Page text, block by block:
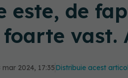
este, de
2024, 17:35Distribuie acest articol